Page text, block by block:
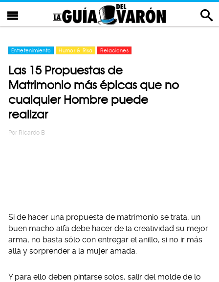
Entretenimiento Humor & Risa Relaciones
Las 15 Propuestas de
Matrimonio más épicas que no
cualquier Hombre puede
realizar
Por Ricardo B
Si de hacer una propuesta de matrimonio se trata, un
buen macho alfa debe hacer de la creatividad su mejor
arma, no basta sólo con entregar el anillo, si no ir más
allá y sorprender a la mujer amada.
Y para ello deben pintarse solos, salir del molde de lo